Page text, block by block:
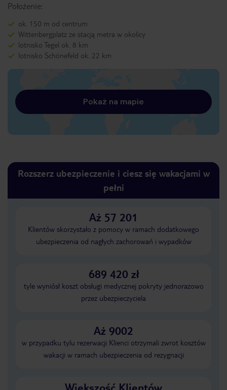
Położenie:
ok. 150 m od centrum
Wittenbergplatz ze stacją metra w okolicy
lotnisko Tegel ok. 8 km
lotnisko Schönefeld ok. 22 km
Pokaż na mapie
Rozszerz ubezpieczenie i ciesz się wakacjami w
pełni
Aż 57 201
Klientów skorzystało z pomocy w ramach dodatkowego
ubezpieczenia od nagłych zachorowań i wypadków
689 420 zł
tyle wyniósł koszt obsługi medycznej pokryty jednorazowo
przez ubezpieczyciela
Aż 9002
w przypadku tylu rezerwacji Klienci otrzymali zwrot kosztów
wakacji w ramach ubezpieczenia od rezygnacji
Większość Klientów